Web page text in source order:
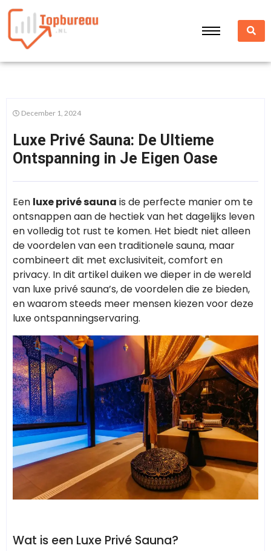
December 1, 2024
Luxe Privé Sauna: De Ultieme
Ontspanning in Je Eigen Oase
Een luxe privé sauna is de perfecte manier om te
ontsnappen aan de hectiek van het dagelijks leven
en volledig tot rust te komen. Het biedt niet alleen
de voordelen van een traditionele sauna, maar
combineert dit met exclusiviteit, comfort en
privacy. In dit artikel duiken we dieper in de wereld
van luxe privé sauna’s, de voordelen die ze bieden,
en waarom steeds meer mensen kiezen voor deze
luxe ontspanningservaring.
Wat is een Luxe Privé Sauna?